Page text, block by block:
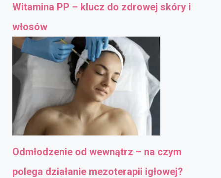
Witamina PP – klucz do zdrowej skóry i
włosów
Odmłodzenie od wewnątrz – na czym
polega działanie mezoterapii igłowej?